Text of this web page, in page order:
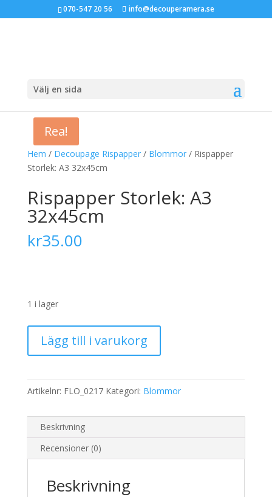
070-547 20 56 info@decouperamera.se
Välj en sida
Hem / Decoupage Rispapper/ Blommor/ Rispapper
Storlek: A3 32x45cm
Rispapper Storlek: A3
32x45cm
kr35.00
1 i lager
Storlek:
A3
mängd
Lägg till i varukorg
Artikelnr: FLO_0217 Kategori: Blommor
Beskrivning
Recensioner (0)
Beskrivning
Rea!